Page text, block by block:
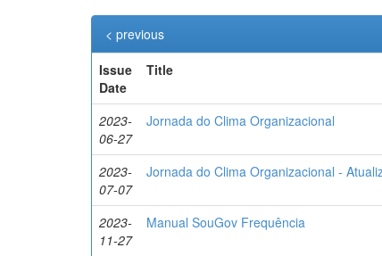
< previous
Issue
Date
Title
2023-
06-27
Jornada do Clima Organizacional
2023-
07-07
Jornada do Clima Organizacional -
2023-
11-27
Manual SouGov Frequência